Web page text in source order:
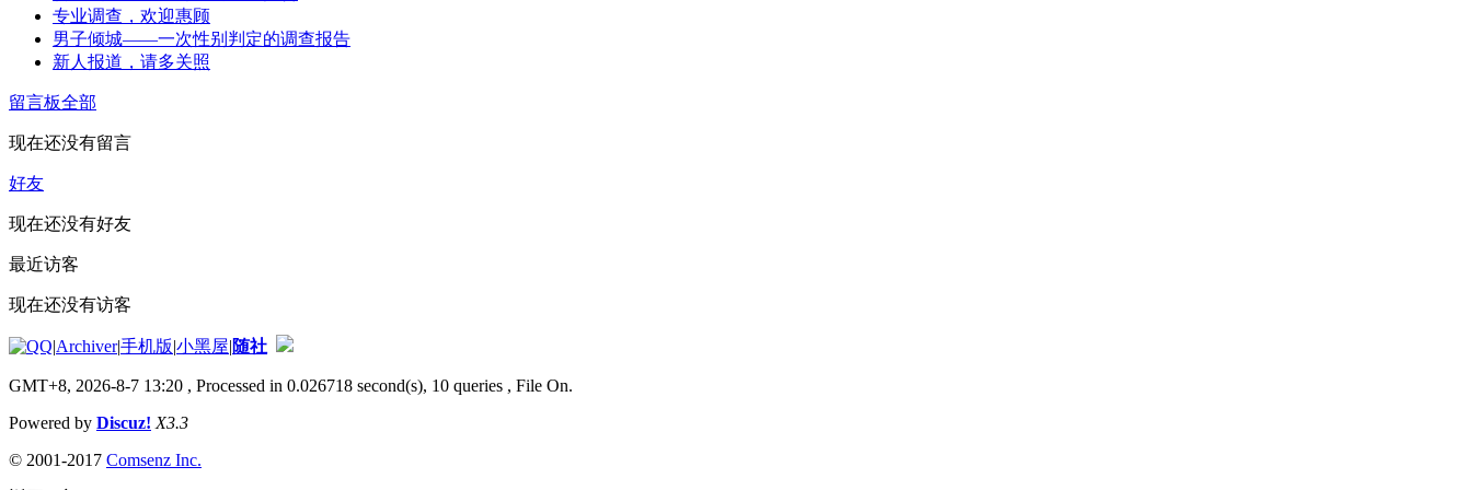
专业调查，欢迎惠顾
男子倾城——一次性别判定的调查报告
新人报道，请多关照
留言板全部
现在还没有留言
好友
现在还没有好友
最近访客
现在还没有访客
|Archiver|手机版|小黑屋|随社
GMT+8, 2026-8-7 13:20 , Processed in 0.026718 second(s), 10 queries , File On.
Powered by Discuz! X3.3
© 2001-2017 Comsenz Inc.